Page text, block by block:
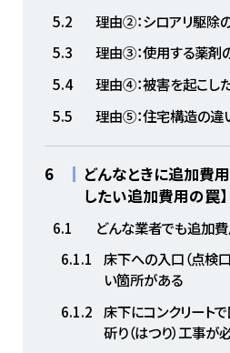
5.2
理由②：シロアリ駆除
5.3
理由③：使用する薬剤
5.4
理由④：被害を起こし
5.5
理由⑤：住宅構造の違
6
どんなときに追加費
したい追加費用の罠】
6.1
どんな業者でも追加
6.1.1
床下への入口（点検
い箇所がある
6.1.2
床下にコンクリート
斫り（はつり）工事が